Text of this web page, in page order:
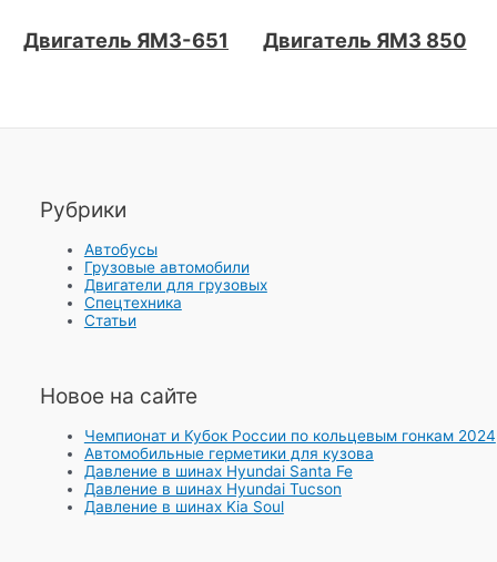
Двигатель ЯМЗ-651 Двигатель ЯМЗ 850
Рубрики
Автобусы
Грузовые автомобили
Двигатели для грузовых
Спецтехника
Статьи
Новое на сайте
Чемпионат и Кубок России по кольцевым гонкам 2024
Автомобильные герметики для кузова
Давление в шинах Hyundai Santa Fe
Давление в шинах Hyundai Tucson
Давление в шинах Kia Soul